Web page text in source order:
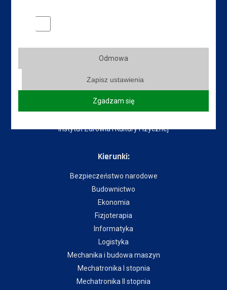
Instytut Gospodarki
Instytut Pedagogiczny
Instytut Zdrowia i Kultury Fizycznej
Kierunki:
Bezpieczeństwo narodowe
Budownictwo
Ekonomia
Fizjoterapia
Informatyka
Logistyka
Mechanika i budowa maszyn
Mechatronika I stopnia
Mechatronika II stopnia
Marketingowe pliki cookies
Odmowa
Zapisz ustawienia
Zgadzam się